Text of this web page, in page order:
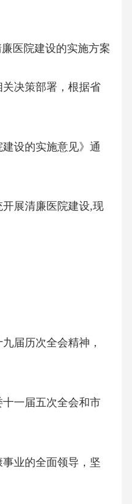
医院建设的实施方案
决策部署，根据省
设的实施意见》通
展清廉医院建设,现
届历次全会精神，
一届五次全会和市
业的全面领导，坚